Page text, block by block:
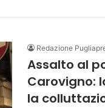
Redazione
Assalto al
Carovigno:
la